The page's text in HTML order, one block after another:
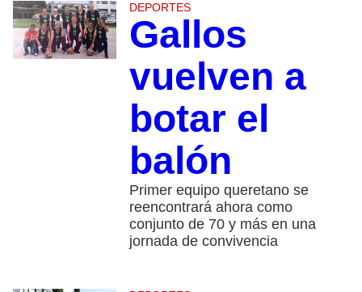
DEPORTES
Gallos
vuelven a
botar el
balón
Primer equipo queretano se
reencontrará ahora como
conjunto de 70 y más en una
jornada de convivencia